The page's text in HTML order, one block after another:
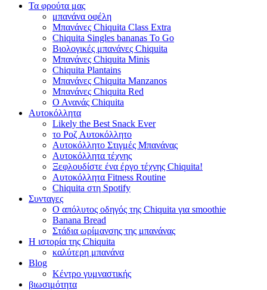
Τα φρούτα μας
μπανάνα οφέλη
Μπανάνες Chiquita Class Extra
Chiquita Singles bananas To Go
Βιολογικές μπανάνες Chiquita
Μπανάνες Chiquita Minis
Chiquita Plantains
Μπανάνες Chiquita Manzanos
Μπανάνες Chiquita Red
Ο Ανανάς Chiquita
Αυτοκόλλητα
Likely the Best Snack Ever
το Ροζ Αυτοκόλλητο
Αυτοκόλλητο Στιγμές Μπανάνας
Αυτοκόλλητα τέχνης
Ξεφλουδίστε ένα έργο τέχνης Chiquita!
Αυτοκόλλητα Fitness Routine
Chiquita στη Spotify
Συνταγες
Ο απόλυτος οδηγός της Chiquita για smoothie
Banana Bread
Στάδια ωρίμανσης της μπανάνας
Η ιστορία της Chiquita
καλύτερη μπανάνα
Blog
Κέντρο γυμναστικής
βιωσιμότητα